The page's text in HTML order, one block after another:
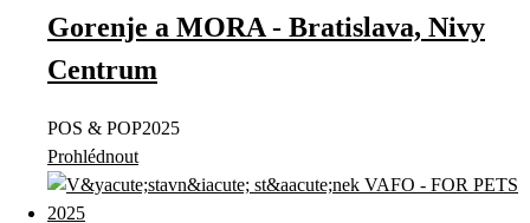
Gorenje a MORA - Bratislava, Nivy
Centrum
POS & POP2025
Prohlédnout